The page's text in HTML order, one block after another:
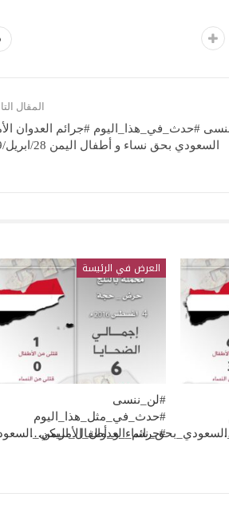
المقال
#حدث_في_هذا_اليوم #جرائم العدوان
السعودي بحق نساء و أطفال اليمن 28/ابريل/2019م
العرض في الرئيسة
#لن_ننسى
#حدث_في_مثل_هذا_اليوم